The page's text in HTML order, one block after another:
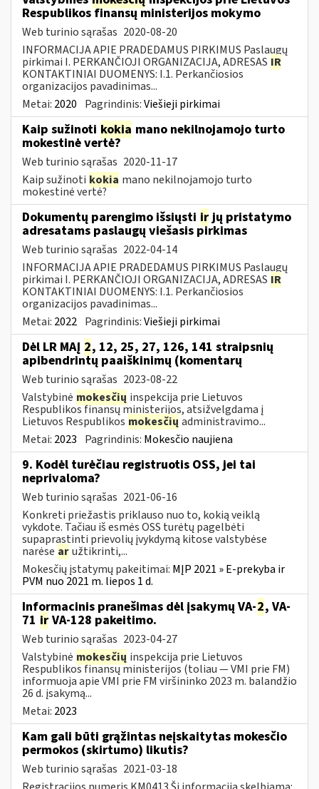
Respublikos finansų ministerijos mokymo
Web turinio sąrašas 2020-08-20
INFORMACIJA APIE PRADEDAMUS PIRKIMUS Paslaugų
pirkimai I. PERKANČIOJI ORGANIZACIJA, ADRESAS IR
KONTAKTINIAI DUOMENYS: I.1. Perkančiosios
organizacijos pavadinimas...
Metai: 2020 Pagrindinis:Viešieji pirkimai
Kaip sužinoti kokia mano nekilnojamojo turto
mokestinė vertė?
Web turinio sąrašas 2020-11-17
Kaip sužinoti kokia mano nekilnojamojo turto
mokestinė vertė?
Dokumentų parengimo išsiųsti irjų pristatymo
adresatams paslaugų viešasis pirkimas
Web turinio sąrašas 2022-04-14
INFORMACIJA APIE PRADEDAMUS PIRKIMUS Paslaugų
pirkimai I. PERKANČIOJI ORGANIZACIJA, ADRESAS IR
KONTAKTINIAI DUOMENYS: I.1. Perkančiosios
organizacijos pavadinimas...
Metai: 2022 Pagrindinis:Viešieji pirkimai
Dėl LR MAĮ 2, 12, 25, 27, 126, 141 straipsnių
apibendrintų paaiškinimų (komentarų
Web turinio sąrašas 2023-08-22
Valstybinė mokesčių inspekcija prie Lietuvos
Respublikos finansų ministerijos, atsižvelgdama į
Lietuvos Respublikos mokesčių administravimo...
Metai: 2023 Pagrindinis: Mokesčio naujiena
9. Kodėl turėčiau registruotis OSS, jei tai
neprivaloma?
Web turinio sąrašas 2021-06-16
Konkreti priežastis priklauso nuo to, kokią veiklą
vykdote. Tačiau iš esmės OSS turėtų pagelbėti
supaprastinti prievolių įvykdymą kitose valstybėse
narėse aružtikrinti,...
Mokesčių įstatymų pakeitimai: MĮP 2021 » E-prekyba ir
PVM nuo 2021 m. liepos 1 d.
Informacinis pranešimas dėl įsakymų VA-2, VA-
71 ir VA-128 pakeitimo.
Web turinio sąrašas 2023-04-27
Valstybinė mokesčių inspekcija prie Lietuvos
Respublikos finansų ministerijos (toliau ― VMI prie FM)
informuoja apie VMI prie FM viršininko 2023 m. balandžio
26 d. įsakymą...
Metai: 2023
Kam gali būti grąžintas neįskaitytas mokesčio
permokos (skirtumo) likutis?
Web turinio sąrašas 2021-03-18